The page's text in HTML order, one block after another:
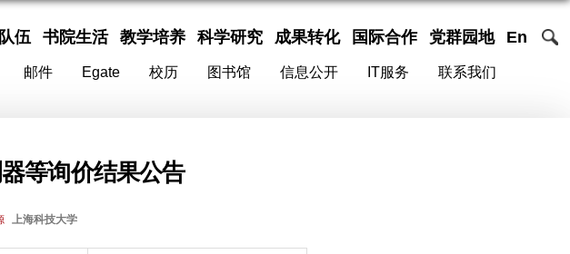
伍 书院生活 教学培养 科学研究 成果转化 国际合作 党群园地 En
邮件 Egate 校历 图书馆 信息公开 IT服务 联系我们
等询价结果公告
上海科技大学